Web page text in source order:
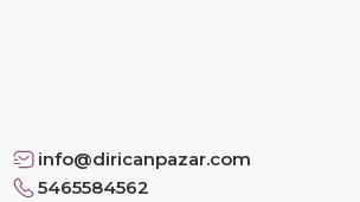
Siteye üyelik gayet kolay, güvenli
Fahrettin Vural | 11/11/2025
info@diricanpazar.com
5465584562